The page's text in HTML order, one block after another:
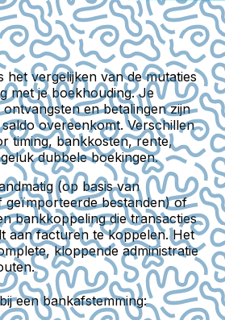
het vergelijken van de mutaties
met je boekhouding. Je
en betalingen zijn
overeenkomt. Verschillen
timing, bankkosten, rente,
dubbele boekingen.
(op basis van
geïmporteerde bestanden) of
bankkoppeling die transacties
aan facturen te koppelen. Het
kloppende administratie
een bankafstemming: